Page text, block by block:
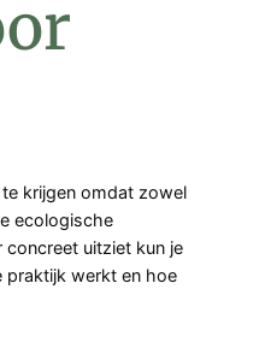
krijgen omdat zowel
ecologische
uitziet kun je
praktijk werkt en hoe